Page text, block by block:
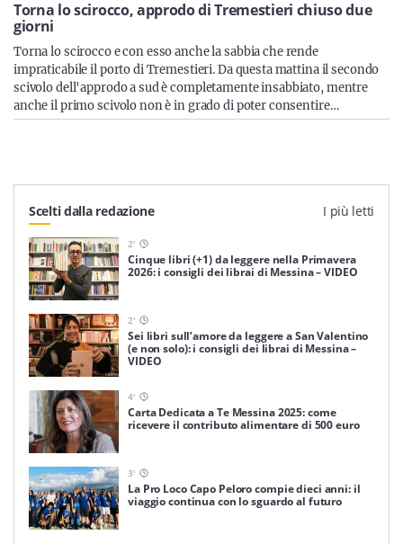
Servizi
nostra newsletter
Iscriviti
Torna lo scirocco, approdo di Tremestieri chiuso due
giorni
Torna lo scirocco e con esso anche la sabbia che rende
impraticabile il porto di Tremestieri. Da questa mattina il secondo
scivolo dell'approdo a sud è completamente insabbiato, mentre
anche il primo scivolo non è in grado di poter consentire…
Scelti dalla redazione I più letti
2'
Cinque libri (+1) da leggere nella Primavera
2026: i consigli dei librai di Messina – VIDEO
2'
Sei libri sull’amore da leggere a San Valentino
(e non solo): i consigli dei librai di Messina –
VIDEO
4'
Carta Dedicata a Te Messina 2025: come
ricevere il contributo alimentare di 500 euro
3'
La Pro Loco Capo Peloro compie dieci anni: il
viaggio continua con lo sguardo al futuro